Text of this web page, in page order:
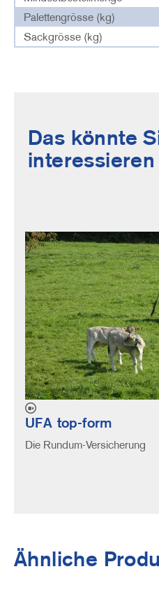
Palettengrösse (kg)
Sackgrösse (kg)
Das könnte
interessieren
Image
UFA top-form
Die Rundum-Versicherung
Ähnliche